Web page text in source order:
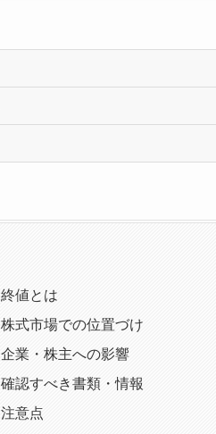
終値とは
株式市場での位置づけ
企業・株主への影響
確認すべき書類・情報
注意点